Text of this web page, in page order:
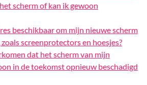
scherm of kan ik gewoon
beschikbaar om mijn nieuwe scherm
screenprotectors en hoesjes?
dat het scherm van mijn
in de toekomst opnieuw beschadigd